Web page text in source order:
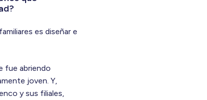
es diseñar e
fue abriendo
joven. Y,
y sus filiales,